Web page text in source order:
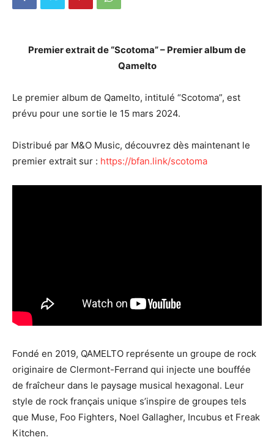
Premier extrait de “Scotoma” – Premier album de
Qamelto
Le premier album de Qamelto, intitulé “Scotoma”, est
prévu pour une sortie le 15 mars 2024.
Distribué par M&O Music, découvrez dès maintenant le
premier extrait sur : https://bfan.link/scotoma
Fondé en 2019, QAMELTO représente un groupe de rock
originaire de Clermont-Ferrand qui injecte une bouffée
de fraîcheur dans le paysage musical hexagonal. Leur
style de rock français unique s’inspire de groupes tels
que Muse, Foo Fighters, Noel Gallagher, Incubus et Freak
Kitchen.